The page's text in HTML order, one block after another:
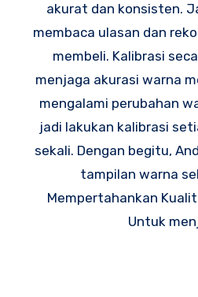
akurat dan konsisten.
membaca ulasan dan
membeli. Kalibrasi
menjaga akurasi warna
mengalami perubahan
jadi lakukan kalibrasi
sekali. Dengan begitu,
tampilan warna
Mempertahankan
Untuk